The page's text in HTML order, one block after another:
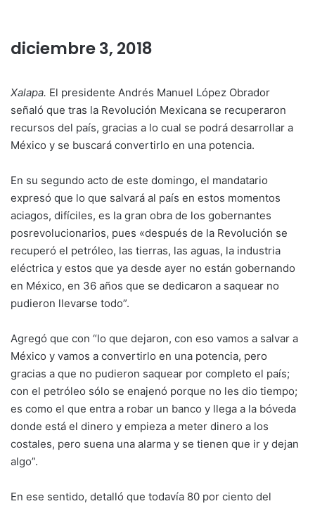
diciembre 3, 2018
Xalapa. El presidente Andrés Manuel López Obrador
señaló que tras la Revolución Mexicana se recuperaron
recursos del país, gracias a lo cual se podrá desarrollar a
México y se buscará convertirlo en una potencia.
En su segundo acto de este domingo, el mandatario
expresó que lo que salvará al país en estos momentos
aciagos, difíciles, es la gran obra de los gobernantes
posrevolucionarios, pues «después de la Revolución se
recuperó el petróleo, las tierras, las aguas, la industria
eléctrica y estos que ya desde ayer no están gobernando
en México, en 36 años que se dedicaron a saquear no
pudieron llevarse todo”.
Agregó que con “lo que dejaron, con eso vamos a salvar a
México y vamos a convertirlo en una potencia, pero
gracias a que no pudieron saquear por completo el país;
con el petróleo sólo se enajenó porque no les dio tiempo;
es como el que entra a robar un banco y llega a la bóveda
donde está el dinero y empieza a meter dinero a los
costales, pero suena una alarma y se tienen que ir y dejan
algo”.
En ese sentido, detalló que todavía 80 por ciento del